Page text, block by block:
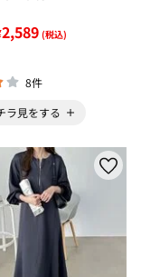
2,589 (税込)
8件
ラ見をする